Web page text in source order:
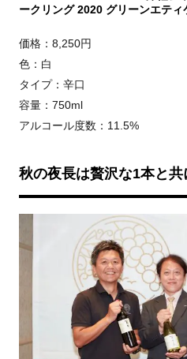
ークリング 2020 グリーンエティ
価格：8,250円
色：白
タイプ：辛口
容量：750ml
アルコール度数：11.5%
秋の夜長は贅沢な1本と共